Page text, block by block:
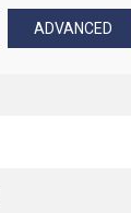
ADVANCED